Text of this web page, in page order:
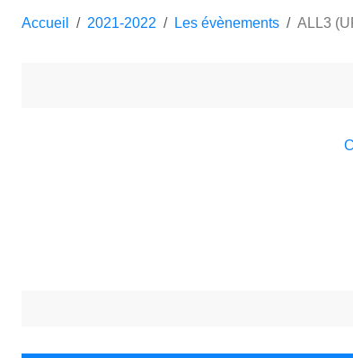
Accueil 2021-2022 Les évènements ALL3